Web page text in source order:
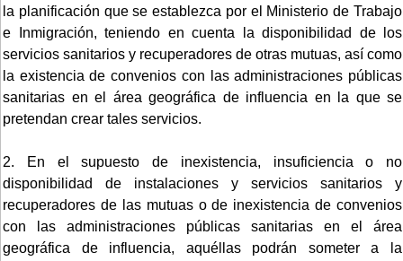
la planificación que se establezca por el Ministerio de Trabajo
e Inmigración, teniendo en cuenta la disponibilidad de los
servicios sanitarios y recuperadores de otras mutuas, así como
la existencia de convenios con las administraciones públicas
sanitarias en el área geográfica de influencia en la que se
pretendan crear tales servicios.
2. En el supuesto de inexistencia, insuficiencia o no
disponibilidad de instalaciones y servicios sanitarios y
recuperadores de las mutuas o de inexistencia de convenios
con las administraciones públicas sanitarias en el área
geográfica de influencia, aquéllas podrán someter a la